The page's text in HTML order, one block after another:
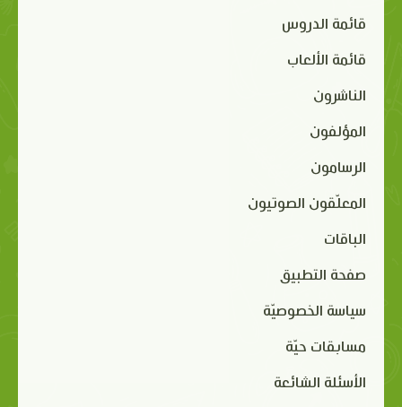
قائمة الدروس
قائمة الألعاب
الناشرون
المؤلفون
الرسامون
المعلّقون الصوتيون
الباقات
صفحة التطبيق
سياسة الخصوصيّة
مسابقات حيّة
الأسئلة الشائعة